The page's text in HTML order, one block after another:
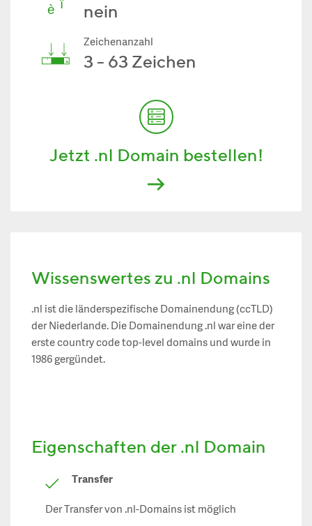
nein
Zeichenanzahl
3 - 63 Zeichen
Jetzt .nl Domain bestellen!
Wissenswertes zu .nl Domains
.nl ist die länderspezifische Domainendung (ccTLD)
der Niederlande. Die Domainendung .nl war eine der
erste country code top-level domains und wurde in
1986 gergündet.
Eigenschaften der .nl Domain
Transfer
Der Transfer von .nl-Domains ist möglich